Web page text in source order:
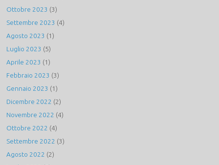
Ottobre 2023 (3)
Settembre 2023 (4)
Agosto 2023 (1)
Luglio 2023 (5)
Aprile 2023 (1)
Febbraio 2023 (3)
Gennaio 2023 (1)
Dicembre 2022 (2)
Novembre 2022 (4)
Ottobre 2022 (4)
Settembre 2022 (3)
Agosto 2022 (2)